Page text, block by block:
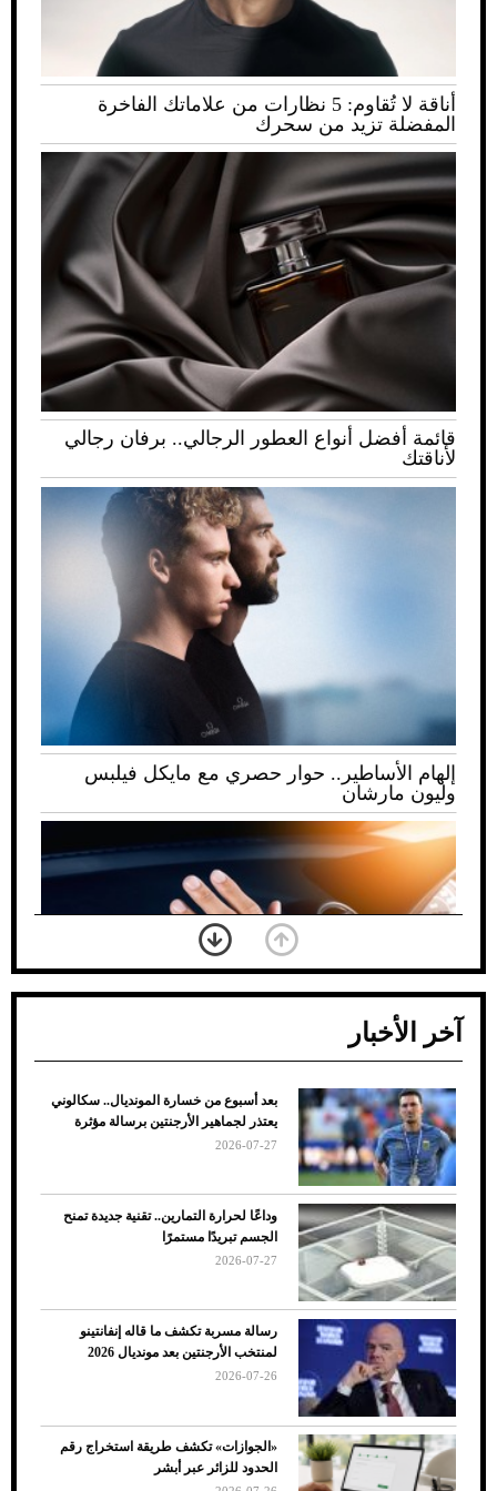
أناقة لا تُقاوم: 5 نظارات من علاماتك الفاخرة
المفضلة تزيد من سحرك
قائمة أفضل أنواع العطور الرجالي.. برفان رجالي
لأناقتك
إلهام الأساطير.. حوار حصري مع مايكل فيلبس
وليون مارشان
ضعف تبريد مكيف السيارة عند الوقوف.. أشهر
الأسباب والحلول
7 نصائح لاختيار لون البنطلون المناسب للقميص
الأسود
آخر الأخبار
بعد أسبوع من خسارة المونديال.. سكالوني
يعتذر لجماهير الأرجنتين برسالة مؤثرة
2026-07-27
وداعًا لحرارة التمارين.. تقنية جديدة تمنح
الجسم تبريدًا مستمرًا
2026-07-27
رسالة مسربة تكشف ما قاله إنفانتينو
لمنتخب الأرجنتين بعد مونديال 2026
2026-07-26
«الجوازات» تكشف طريقة استخراج رقم
الحدود للزائر عبر أبشر